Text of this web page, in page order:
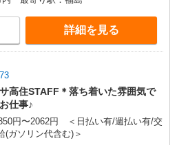
詳細を見る
高住STAFF＊落ち着いた雰囲気で
仕事♪
円〜2062円 ＜日払い有/週払い有/交
(ガソリン代含む)＞